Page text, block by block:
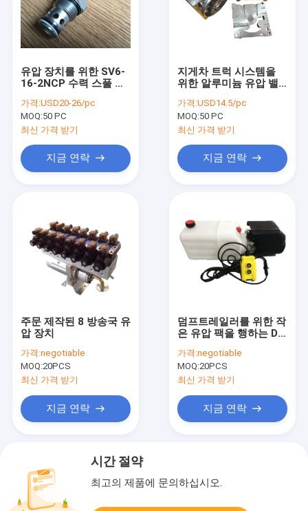
유압 장치를 위한 SV6-
16-2NCP 수력 스풀 밸
지 솔레노이드 밸브
가격:USD20-26/pc
MOQ:50 PC
최신 가격 받기
지금 연락
지게차 트럭 시스템을
위한 알루미늄 유압 밸
가격:USD14.5/pc
MOQ:50 PC
최신 가격 받기
지금 연락
주문 제작된 8 방송국 유
압 장치
가격:negotiable
MOQ:20PCS
최신 가격 받기
지금 연락
덤프트레일러를 위한 작
은 유압 팩을 행하는 DC
가격:negotiable
MOQ:20PCS
최신 가격 받기
지금 연락
시간 절약
최고의 제품에 문의하십시오.